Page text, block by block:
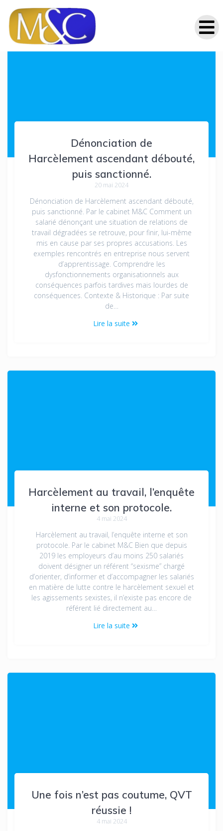
Dénonciation de
Harcèlement ascendant débouté,
puis sanctionné.
20 mai 2024
Dénonciation de Harcèlement ascendant débouté,
puis sanctionné. Par le cabinet M&C Comment un
salarié dénonçant une situation de relations de
travail dégradées se retrouve, pour finir, lui-même
mis en cause par ses propres accusations. Les
exemples rencontrés en entreprise nous servent
d’apprentissage. Comprendre les
dysfonctionnements organisationnels aux
conséquences parfois tardives mais lourdes de
conséquences. Contexte & Historique : Par suite
de…
Lire la suite
Harcèlement au travail, l’enquête
interne et son protocole.
4 mai 2024
Harcèlement au travail, l’enquête interne et son
protocole. Par le cabinet M&C Bien que depuis
2019 les employeurs d’au moins 250 salariés
doivent désigner un référent “sexisme” chargé
d’orienter, d’informer et d’accompagner les salariés
en matière de lutte contre le harcèlement sexuel et
les agissements sexistes, il n’existe pas encore de
référent lié directement au…
Lire la suite
Une fois n’est pas coutume, QVT
réussie !
4 mai 2024